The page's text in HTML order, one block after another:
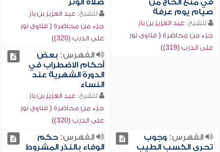
في منع الحاج من
صيام يوم عرفة
للشيخ: عبد العزيز بن باز
جزء من محاضرة ( فتاوى نور
على الدرب (319))
صلاة الوتر
للشيخ: عبد العزيز بن باز
جزء من محاضرة ( فتاوى نور
على الدرب (320))
الفهرس: بعض
أحكام الاضطراب في
الدورة الشهرية عند
النساء
للشيخ: عبد العزيز بن باز
جزء من محاضرة ( فتاوى نور
على الدرب (320))
الفهرس: وجوب
تحري الكسب الطيب
الفهرس:حكم
الوفاء بالنذر المشروط